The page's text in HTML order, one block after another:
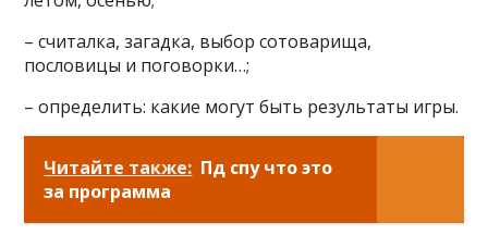
– считалка, загадка, выбор сотоварища,
пословицы и поговорки…;
– определить: какие могут быть результаты игры.
Читайте также: Пд спу что это
за программа